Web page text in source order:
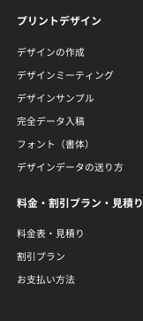
プリントデザイン
デザインの作成
デザインミーティング
デザインサンプル
完全データ入稿
フォント（書体）
デザインデータの送り方
料金・割引プラン・見積り
料金表・見積り
割引プラン
お支払い方法